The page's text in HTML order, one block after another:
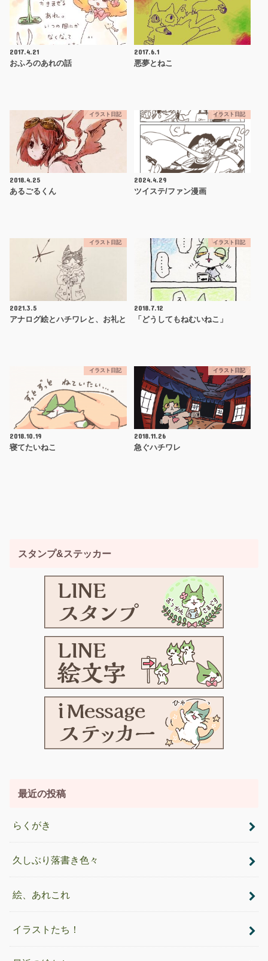
2017.4.21
おふろのあれの話
2017.6.1
悪夢とねこ
イラスト日記
2018.4.25
あるごるくん
イラスト日記
2024.4.29
ツイステ/ファン漫画
イラスト日記
2021.3.5
アナログ絵とハチワレと、お礼と
イラスト日記
2018.7.12
「どうしてもねむいねこ」
イラスト日記
2018.10.19
寝てたいねこ
イラスト日記
2018.11.26
急ぐハチワレ
スタンプ&ステッカー
最近の投稿
らくがき
久しぶり落書き色々
絵、あれこれ
イラストたち！